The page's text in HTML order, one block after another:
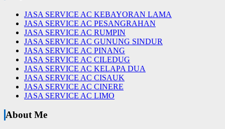
JASA SERVICE AC KEBAYORAN LAMA
JASA SERVICE AC PESANGRAHAN
JASA SERVICE AC RUMPIN
JASA SERVICE AC GUNUNG SINDUR
JASA SERVICE AC PINANG
JASA SERVICE AC CILEDUG
JASA SERVICE AC KELAPA DUA
JASA SERVICE AC CISAUK
JASA SERVICE AC CINERE
JASA SERVICE AC LIMO
About Me